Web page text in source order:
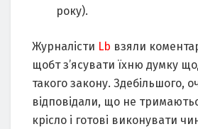
року).
Журналісти Lb взяли
щобт з’ясувати їхню думку
такого закону. Здебільшого,
відповідали, що не
крісло і готові виконувати